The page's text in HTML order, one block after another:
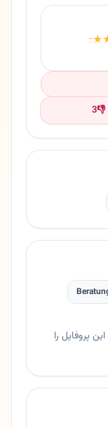
👎
3
پروفایل را